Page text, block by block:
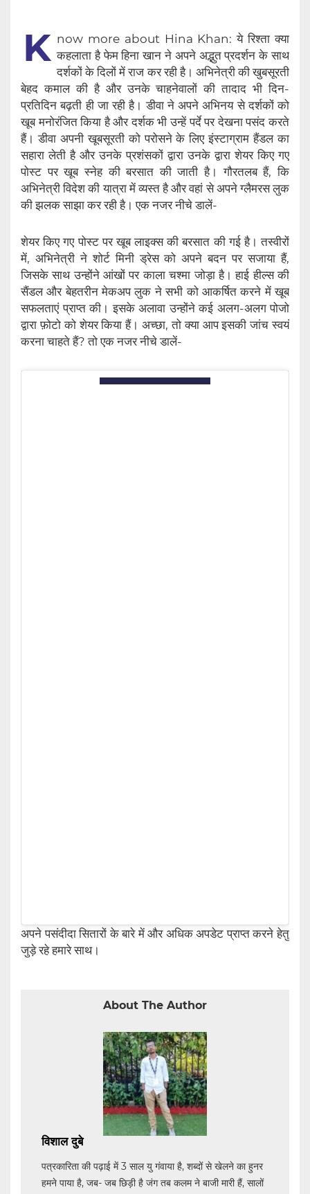
K now more about Hina Khan: ये रिश्ता क्या
कहलाता है फेम हिना खान ने अपने अद्भुत प्रदर्शन के साथ
दर्शकों के दिलों में राज कर रही है। अभिनेत्री की खुबसूरती
बेहद कमाल की है और उनके चाहनेवालों की तादाद भी दिन-
प्रतिदिन बढ़ती ही जा रही है। डीवा ने अपने अभिनय से दर्शकों को
खूब मनोरंजित किया है और दर्शक भी उन्हें पर्दे पर देखना पसंद करते
हैं। डीवा अपनी खूबसूरती को परोसने के लिए इंस्टाग्राम हैंडल का
सहारा लेती है और उनके प्रशंसकों द्वारा उनके द्वारा शेयर किए गए
पोस्ट पर खूब स्नेह की बरसात की जाती है। गौरतलब हैं, कि
अभिनेत्री विदेश की यात्रा में व्यस्त है और वहां से अपने ग्लैमरस लुक
की झलक साझा कर रही है। एक नजर नीचे डालें-
शेयर किए गए पोस्ट पर खूब लाइक्स की बरसात की गई है। तस्वीरों
में, अभिनेत्री ने शोर्ट मिनी ड्रेस को अपने बदन पर सजाया हैं,
जिसके साथ उन्होंने आंखों पर काला चश्मा जोड़ा है। हाई हील्स की
सैंडल और बेहतरीन मेकअप लुक ने सभी को आकर्षित करने में खूब
सफलताएं प्राप्त की। इसके अलावा उन्होंने कई अलग-अलग पोजो
द्वारा फ़ोटो को शेयर किया हैं। अच्छा, तो क्या आप इसकी जांच स्वयं
करना चाहते हैं? तो एक नजर नीचे डालें-
अपने पसंदीदा सितारों के बारे में और अधिक अपडेट प्राप्त करने हेतु
जुड़े रहे हमारे साथ।
About The Author
विशाल दुबे
पत्रकारिता की पढ़ाई में 3 साल यु गंवाया है, शब्दों से खेलने का हुनर
हमने पाया है, जब- जब छिड़ी है जंग तब कलम ने बाजी मारी हैं, सालों